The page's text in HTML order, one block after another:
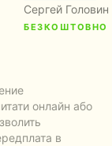
Сергей Головин
БЕЗКОШТОВНО
онлайн або
в